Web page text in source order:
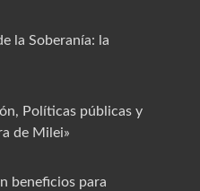
la Soberanía: la
Políticas públicas y
de Milei»
beneficios para